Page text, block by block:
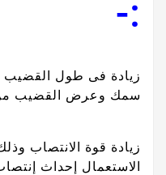
:-
سمك وعرض القضيب من 2 الى 3
زيادة قوة الانتصاب
الاستعمال إحداث